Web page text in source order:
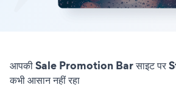
आपकी Sale Promotion Bar साइट पर
कभी आसान नहीं रहा